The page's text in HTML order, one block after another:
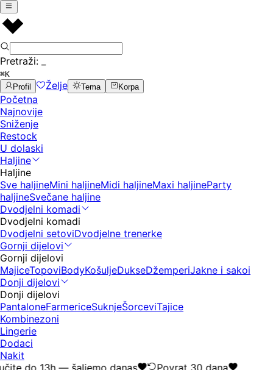
Pretraži:
⌘K
Profil
Želje Tema Korpa
Početna
Najnovije
Sniženje
Restock
U dolaski
Haljine
Haljine
Sve haljineMini haljineMidi haljineMaxi haljineParty
haljineSvečane haljine
Dvodjelni komadi
Dvodjelni komadi
Dvodjelni setoviDvodjelne trenerke
Gornji dijelovi
Gornji dijelovi
MajiceTopoviBodyKošuljeDukseDžemperiJakne i sakoi
Donji dijelovi
Donji dijelovi
PantaloneFarmericeSuknjeŠorceviTajice
Kombinezoni
Lingerie
Dodaci
Nakit
do 13h — šaljemo danas
Povrat 30 dana